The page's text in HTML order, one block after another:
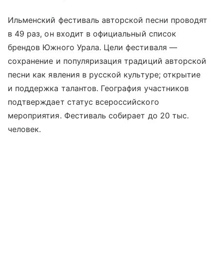
Ильменский фестиваль авторской песни проводят
в 49 раз, он входит в официальный список
брендов Южного Урала. Цели фестиваля —
сохранение и популяризация традиций авторской
песни как явления в русской культуре; открытие
и поддержка талантов. География участников
подтверждает статус всероссийского
мероприятия. Фестиваль собирает до 20 тыс.
человек.